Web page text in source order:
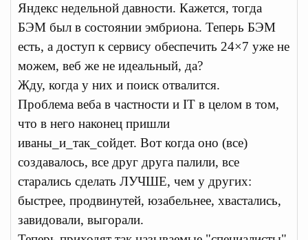
Яндекс недельной давности. Кажется, тогда
БЭМ был в состоянии эмбриона. Теперь БЭМ
есть, а доступ к сервису обеспечить 24×7 уже не
можем, веб же не идеальный, да?
Жду, когда у них и поиск отвалится.
Проблема веба в частности и IT в целом в том,
что в него наконец пришли
иваны_и_так_сойдет. Вот когда оно (все)
создавалось, все друг друга палили, все
старались сделать ЛУЧШЕ, чем у других:
быстрее, продвинутей, юзабельнее, хвастались,
завидовали, выгорали.